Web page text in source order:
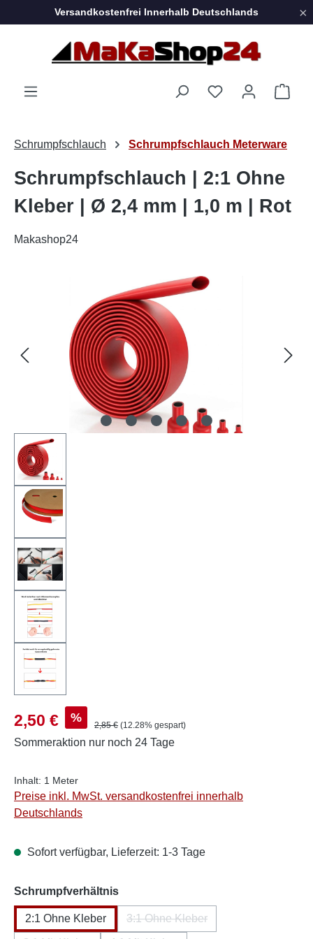
Zum Hauptinhalt springen
Versandkostenfrei Innerhalb Deutschlands ×
Schrumpfschlauch Schrumpfschlauch Meterware
Schrumpfschlauch | 2:1 Ohne
Kleber | Ø 2,4 mm | 1,0 m | Rot
Makashop24
Verkaufspreis:
2,50 € % Regulärer Preis:
2,85 € (12.28% gespart)
Sommeraktion nur noch 24 Tage
Inhalt: 1 Meter
Preise inkl. MwSt. versandkostenfrei innerhalb
Deutschlands
Sofort verfügbar, Lieferzeit: 1-3 Tage
Schrumpfverhältnisauswählen
2:1 Ohne Kleber 3:1 Ohne Kleber